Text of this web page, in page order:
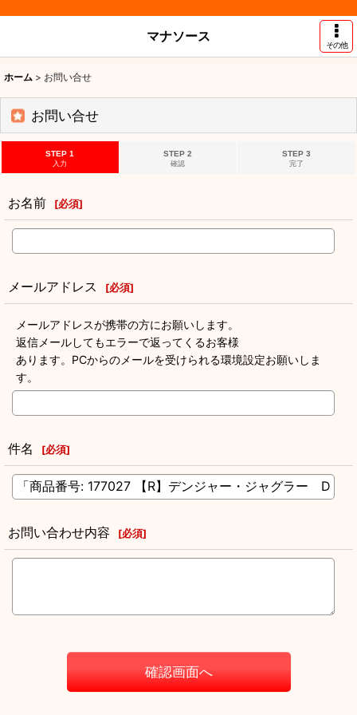
マナソース
その他
ホーム > お問い合せ
お問い合せ
STEP 1
入力
STEP 2
確認
STEP 3
完了
お名前 [必須]
メールアドレス [必須]
メールアドレスが携帯の方にお願いします。
返信メールしてもエラーで返ってくるお客様
あります。PCからのメールを受けられる環境設定お願いしま
す。
件名 [必須]
お問い合わせ内容 [必須]
確認画面へ